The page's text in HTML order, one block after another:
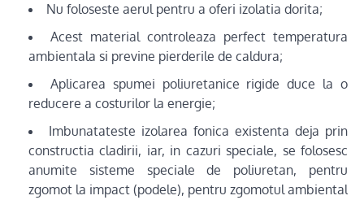
Nu foloseste aerul pentru a oferi izolatia dorita;
Acest material controleaza perfect temperatura
ambientala si previne pierderile de caldura;
Aplicarea spumei poliuretanice rigide duce la o
reducere a costurilor la energie;
Imbunatateste izolarea fonica existenta deja prin
constructia cladirii, iar, in cazuri speciale, se folosesc
anumite sisteme speciale de poliuretan, pentru
zgomot la impact (podele), pentru zgomotul ambiental